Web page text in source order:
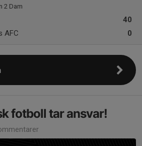
2 Dam
40
0
AFC
fotboll tar ansvar!